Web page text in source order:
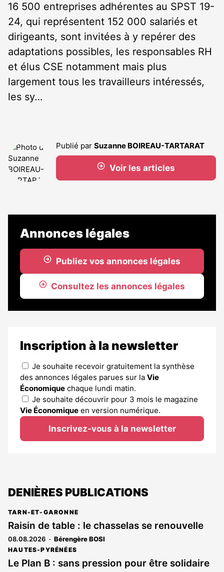
16 500 entreprises adhérentes au SPST 19-
24, qui représentent 152 000 salariés et
dirigeants, sont invitées à y repérer des
adaptations possibles, les responsables RH
et élus CSE notamment mais plus
largement tous les travailleurs intéressés,
les sy…
Publié par Suzanne BOIREAU-TARTARAT
Voir les articles
Annonces légales
Publiez vos annonces légales
Consultez les annonces légales
Inscription à la newsletter
Je souhaite recevoir gratuitement la synthèse
des annonces légales parues sur la Vie
Économique chaque lundi matin.
Je souhaite découvrir pour 3 mois le magazine
Vie Économique en version numérique.
Inscrivez-vous à la newsletter
DENIÈRES PUBLICATIONS
TARN-ET-GARONNE
Raisin de table : le chasselas se renouvelle
08.08.2026 Bérengère BOSI
HAUTES-PYRÉNÉES
Le Plan B : sans pression pour être solidaire